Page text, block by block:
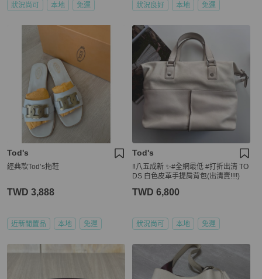
狀況尚可 本地 免運 狀況良好 本地 免運
Tod's
經典款Tod’s拖鞋
TWD 3,888
近新閒置品 本地 免運
Tod's
‼️八五成新 ✨#全網最低 #打折出清 TO
DS 白色皮革手提肩背包(出清賣!!!!)
TWD 6,800
狀況尚可 本地 免運